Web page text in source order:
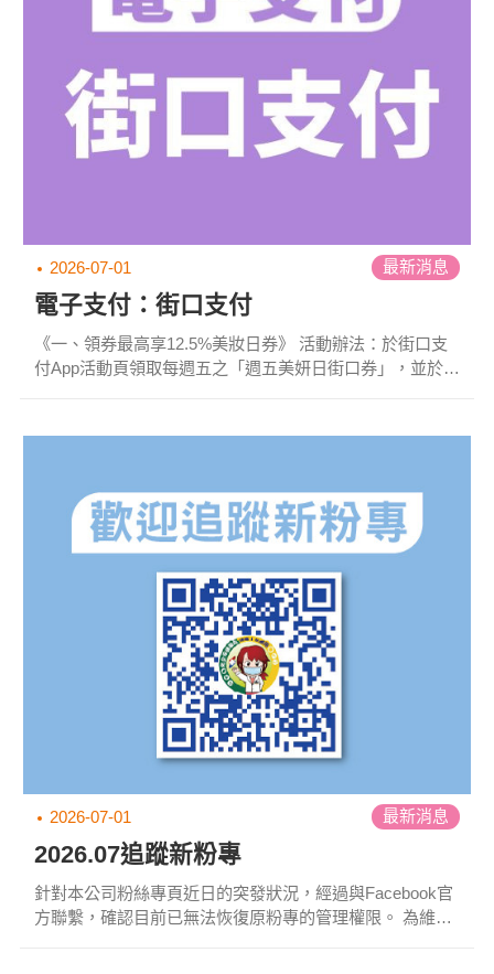
2026-07-01 最新消息
電子支付：街口支付
《一、領券最高享12.5%美妝日券》 活動辦法：於街口支
付App活動頁領取每週五之「週五美妍日街口券」，並於
次，每週數量有限，先折先贏) 領10%美妍券 領券時間：
折券時間：2026/7/3(五)00:00-9/25(五)23:59限每週五當日
活動辦法：單筆消費滿$6...
2026-07-01 最新消息
2026.07追蹤新粉專
針對本公司粉絲專頁近日的突發狀況，經過與Facebook官
方聯繫，確認目前已無法恢復原粉專的管理權限。 為維持